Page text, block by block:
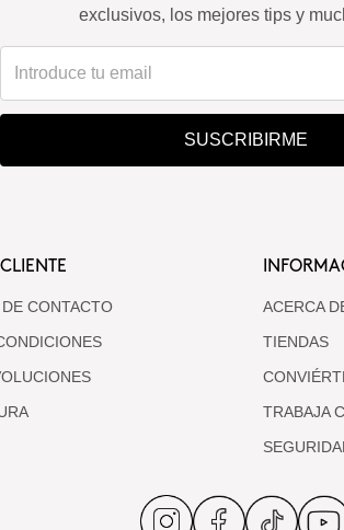
exclusivos, los mejores tips y
SUSCRIBIRME
CONTACTO
ACERCA
TIENDAS
TRABAJA